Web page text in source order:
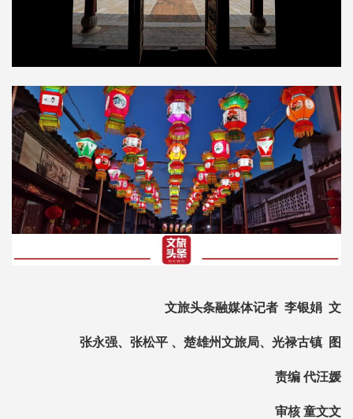
文旅头条融媒体记者 李银娟 文
张永强、张松平 、楚雄州文旅局、光禄古镇 图
责编 代汪媛
审核 童文文